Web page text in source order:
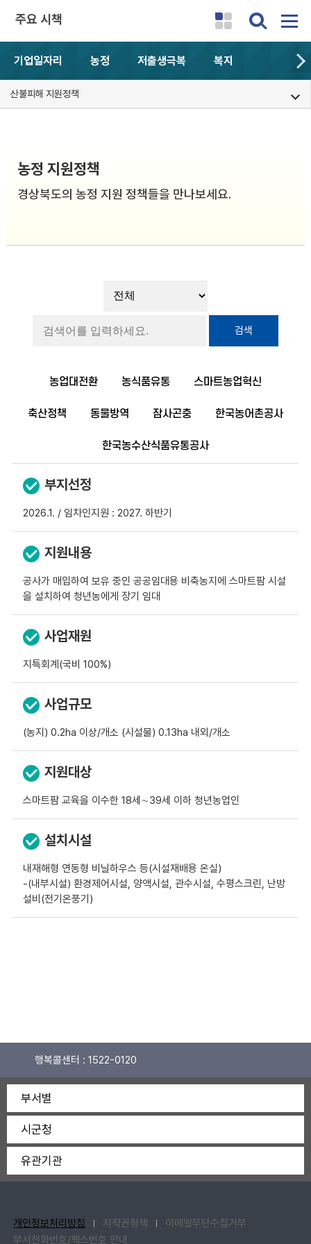
주요 시책
기업일자리 농정 저출생극복 복지
산불피해 지원정책
농정 지원정책
경상북도의 농정 지원 정책들을 만나보세요.
검색
농업대전환 농식품유통 스마트농업혁신
축산정책 동물방역 잠사곤충 한국농어촌공사
한국농수산식품유통공사
부지선정
2026.1. / 임차인지원 : 2027. 하반기
지원내용
공사가 매입하여 보유 중인 공공임대용 비축농지에 스마트팜 시설
을 설치하여 청년농에게 장기 임대
사업재원
지특회계(국비 100%)
사업규모
(농지) 0.2ha 이상/개소 (시설물) 0.13ha 내외/개소
지원대상
스마트팜 교육을 이수한 18세∼39세 이하 청년농업인
설치시설
내재해형 연동형 비닐하우스 등(시설재배용 온실)
-(내부시설) 환경제어시설, 양액시설, 관수시설, 수평스크린, 난방
설비(전기온풍기)
행복콜센터 : 1522-0120
부서별
시군청
유관기관
개인정보처리방침 저작권정책
이메일무단수집거부
부서전화번호/팩스번호 안내